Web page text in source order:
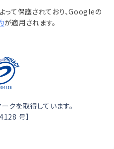
て保護されており、Googleの
が適用されます。
クを取得しています。
号】